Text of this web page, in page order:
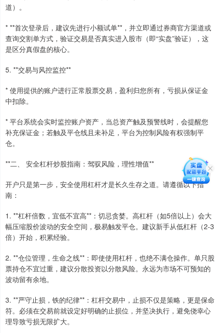
道）。
* **首次登录后，建议先进行小额试单**，并立即通过券商官方渠道或
查询交割单方式，验证交易是否真实进入股市（即“实盘”验证），这
是区分真假盘的核心。
5. **交易与风控监控**
* 使用提供的账户进行正常股票交易，盈利归您所有，亏损从保证金
中扣除。
* 平台系统会实时监控账户资产，当总资产触及预警线时，会提醒您
补充保证金；若触及平仓线且未补足，平台为控制风险有权强制平
仓。
**二、 安全杠杆炒股指南：驾驭风险，理性增值**
开户只是第一步，安全使用杠杆才是长久生存之道。请遵循以下指
南：
1. **杠杆倍数，宜低不宜高**：切忌贪婪。高杠杆（如5倍以上）会大
幅压缩股价波动的安全空间，极易触发平仓。建议新手从低杠杆（2-3
倍）开始，积累经验。
2. **仓位管理，生命之线**：即使使用杠杆，也绝不满仓操作。单只股
票持仓不宜过重，建议分散投资以分散风险。永远为市场不可预知的
波动留有余地。
3. **严守止损，铁的纪律**：杠杆交易中，止损不仅是策略，更是保命
符。必须在交易前就设定好明确的止损位，并坚决执行，避免侥幸心
理导致亏损无限扩大。